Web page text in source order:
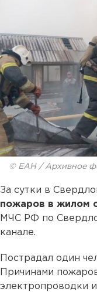
© ЕАН / Архивное
За сутки в
пожаров в жилом
МЧС РФ по
канале.
Пострадал один
Причинами
электропроводки